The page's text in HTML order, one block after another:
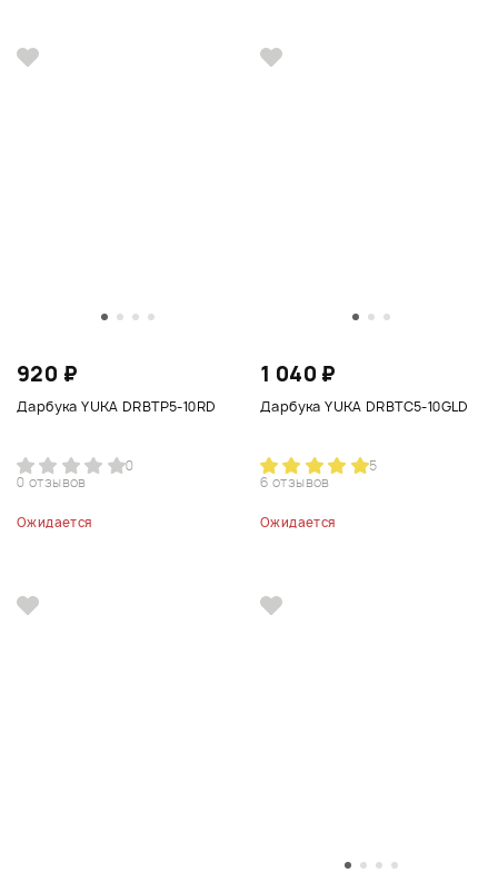
920 ₽
Дарбука YUKA DRBTP5-10RD
0
0 отзывов
Ожидается
1 040 ₽
Дарбука YUKA DRBTC5-10GLD
5
6 отзывов
Ожидается